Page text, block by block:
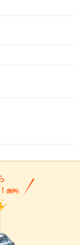
(無料)